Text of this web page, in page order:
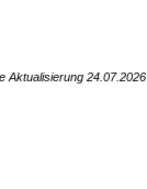
.2026